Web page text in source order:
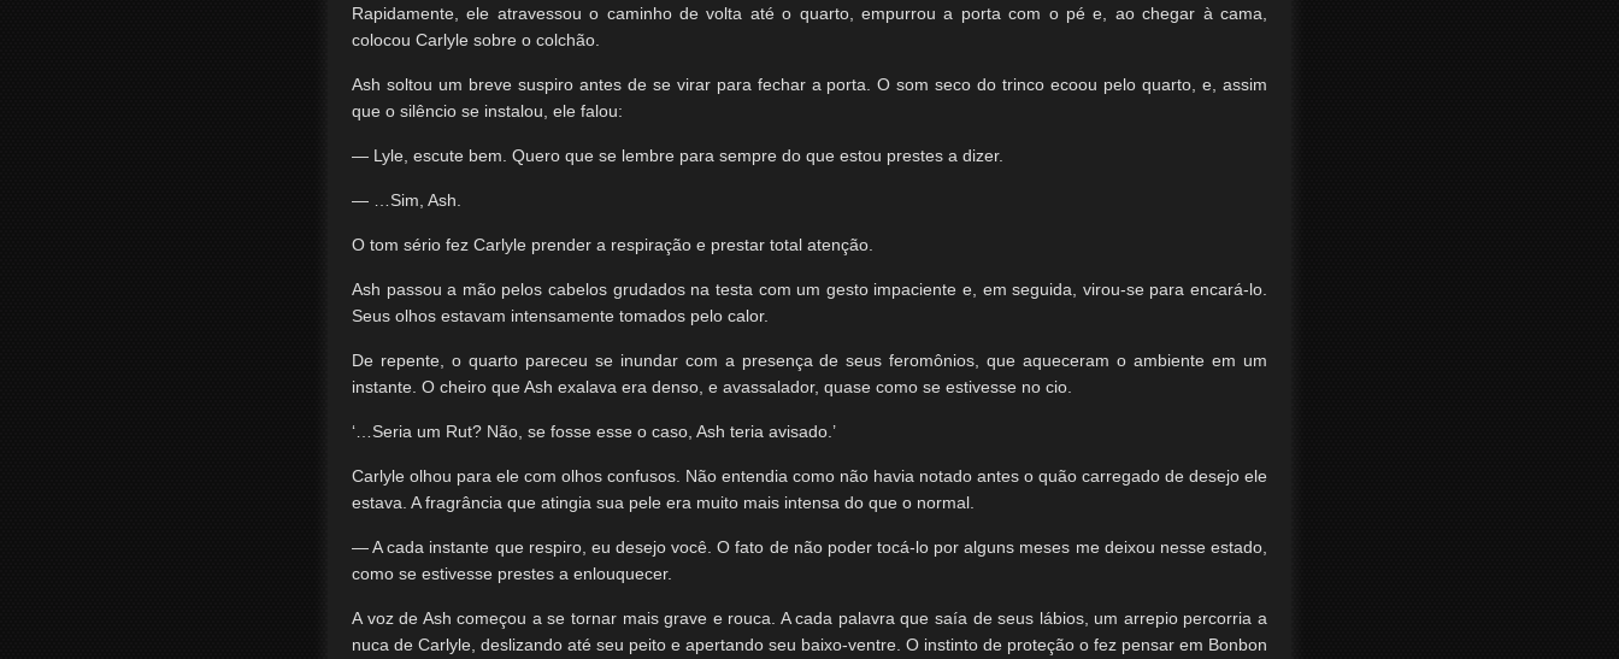
Rapidamente, ele atravessou o caminho de volta até o quarto, empurrou a porta com o pé e, ao chegar à cama,
colocou Carlyle sobre o colchão.
Ash soltou um breve suspiro antes de se virar para fechar a porta. O som seco do trinco ecoou pelo quarto, e, assim
que o silêncio se instalou, ele falou:
— Lyle, escute bem. Quero que se lembre para sempre do que estou prestes a dizer.
— …Sim, Ash.
O tom sério fez Carlyle prender a respiração e prestar total atenção.
Ash passou a mão pelos cabelos grudados na testa com um gesto impaciente e, em seguida, virou-se para encará-lo.
Seus olhos estavam intensamente tomados pelo calor.
De repente, o quarto pareceu se inundar com a presença de seus feromônios, que aqueceram o ambiente em um
instante. O cheiro que Ash exalava era denso, e avassalador, quase como se estivesse no cio.
‘…Seria um Rut? Não, se fosse esse o caso, Ash teria avisado.’
Carlyle olhou para ele com olhos confusos. Não entendia como não havia notado antes o quão carregado de desejo ele
estava. A fragrância que atingia sua pele era muito mais intensa do que o normal.
— A cada instante que respiro, eu desejo você. O fato de não poder tocá-lo por alguns meses me deixou nesse estado,
como se estivesse prestes a enlouquecer.
A voz de Ash começou a se tornar mais grave e rouca. A cada palavra que saía de seus lábios, um arrepio percorria a
nuca de Carlyle, deslizando até seu peito e apertando seu baixo-ventre. O instinto de proteção o fez pensar em Bonbon